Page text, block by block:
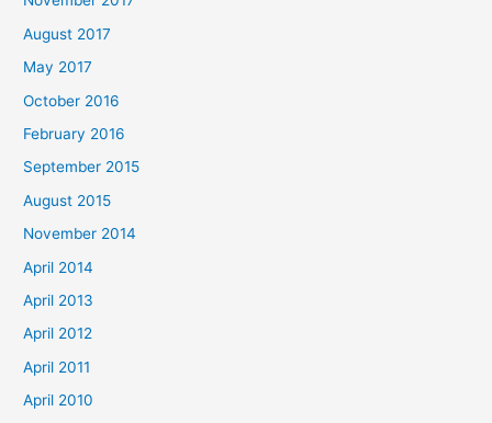
August 2017
May 2017
October 2016
February 2016
September 2015
August 2015
November 2014
April 2014
April 2013
April 2012
April 2011
April 2010